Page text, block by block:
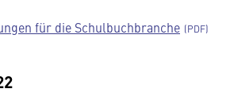
für die Schulbuchbranche